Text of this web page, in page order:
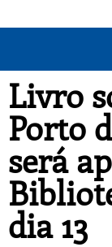
Livro
Porto
será
dia 13